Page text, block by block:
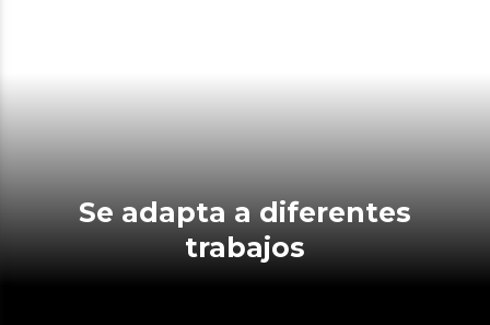
Se adapta a diferentes
trabajos